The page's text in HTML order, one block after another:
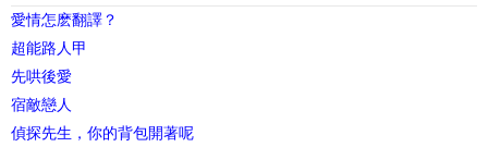
愛情怎麽翻譯？
超能路人甲
先哄後愛
宿敵戀人
偵探先生，你的背包開著呢